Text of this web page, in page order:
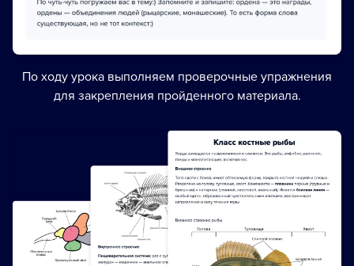
По ходу урока выполняем проверочные упражнения
для закрепления пройденного материала.